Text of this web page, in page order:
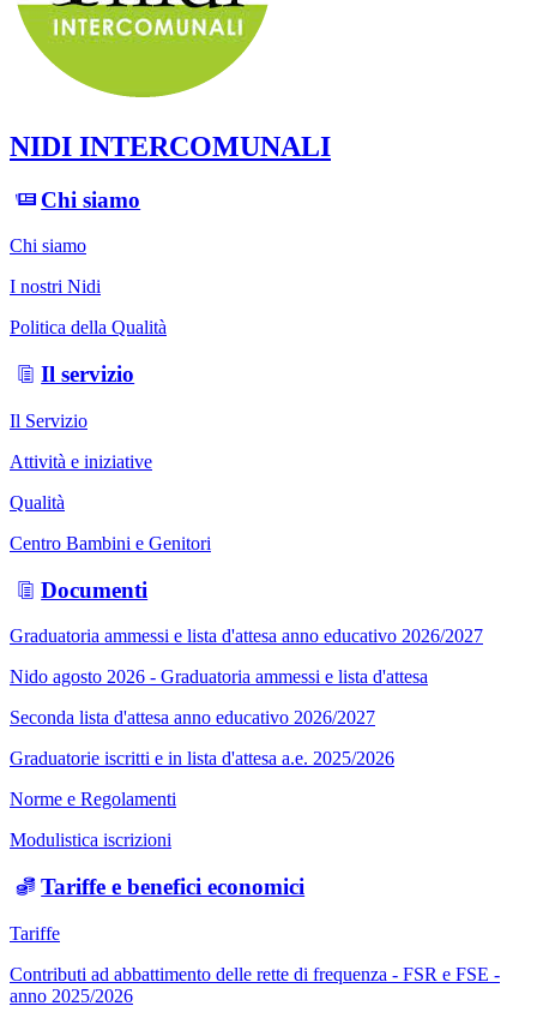
NIDI INTERCOMUNALI
Chi siamo
Chi siamo
I nostri Nidi
Politica della Qualità
Il servizio
Il Servizio
Attività e iniziative
Qualità
Centro Bambini e Genitori
Documenti
Graduatoria ammessi e lista d'attesa anno educativo 2026/2027
Nido agosto 2026 - Graduatoria ammessi e lista d'attesa
Seconda lista d'attesa anno educativo 2026/2027
Graduatorie iscritti e in lista d'attesa a.e. 2025/2026
Norme e Regolamenti
Modulistica iscrizioni
Tariffe e benefici economici
Tariffe
Contributi ad abbattimento delle rette di frequenza - FSR e FSE -
anno 2025/2026